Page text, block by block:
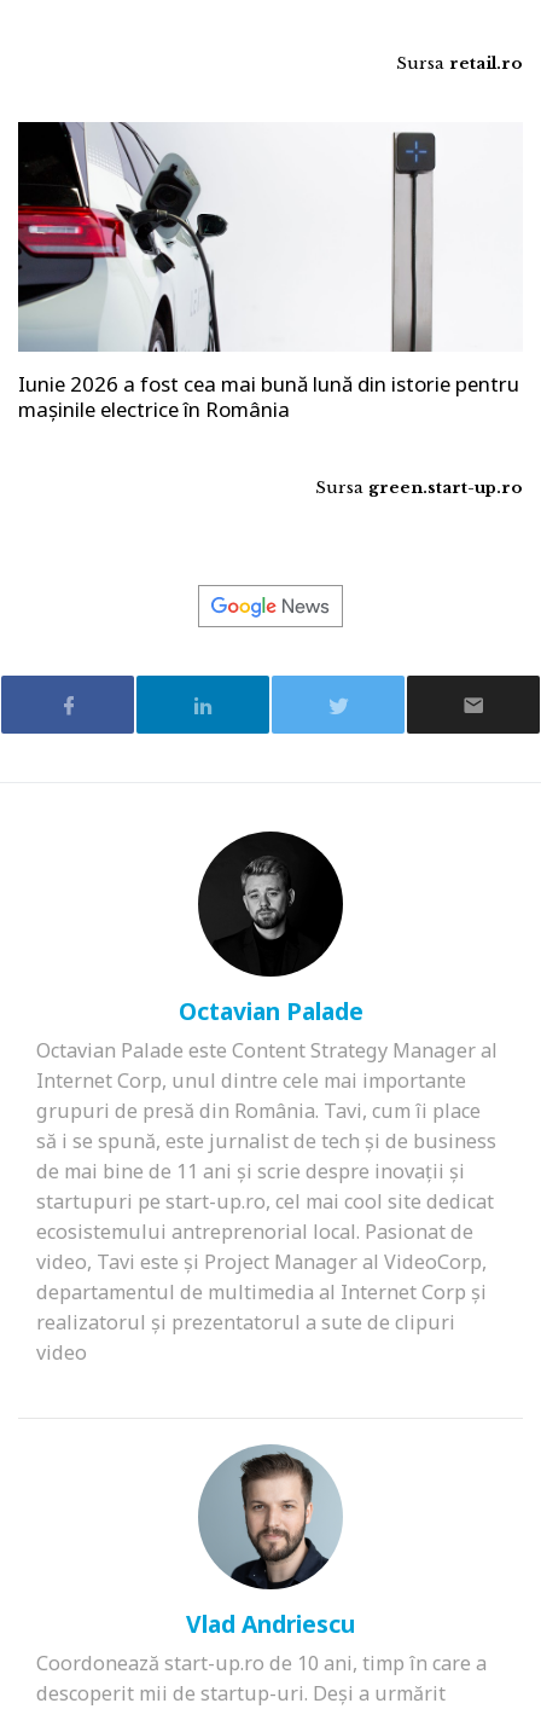
Sursa retail.ro
Iunie 2026 a fost cea mai bună lună din istorie pentru
mașinile electrice în România
Sursa green.start-up.ro
Octavian Palade
Octavian Palade este Content Strategy Manager al
Internet Corp, unul dintre cele mai importante
grupuri de presă din România. Tavi, cum îi place
să i se spună, este jurnalist de tech și de business
de mai bine de 11 ani și scrie despre inovații și
startupuri pe start-up.ro, cel mai cool site dedicat
ecosistemului antreprenorial local. Pasionat de
video, Tavi este și Project Manager al VideoCorp,
departamentul de multimedia al Internet Corp și
realizatorul și prezentatorul a sute de clipuri
video
Vlad Andriescu
Coordonează start-up.ro de 10 ani, timp în care a
descoperit mii de startup-uri. Deși a urmărit